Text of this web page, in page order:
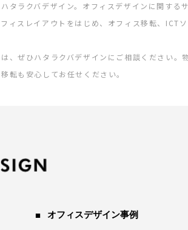
タラクバデザイン。オフィスデザインに関する
ィスレイアウトをはじめ、オフィス移転、ICT
、ぜひハタラクバデザインにご相談ください。
転も安心してお任せください。
オフィスデザイン事例